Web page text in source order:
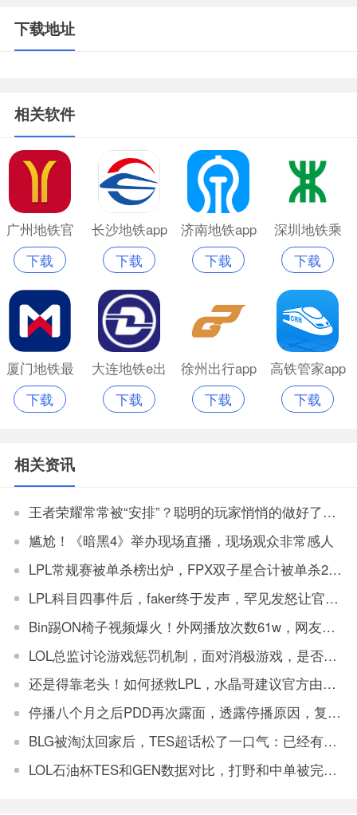
下载地址
相关软件
广州地铁官
方app乘车码
下载
长沙地铁app
官网版
下载
济南地铁app
官网版
下载
深圳地铁乘
车码app
下载
厦门地铁最
新版
下载
大连地铁e出
行app官方版
下载
徐州出行app
免费乘车版
下载
高铁管家app
官网版
下载
相关资讯
王者荣耀常常被“安排”？聪明的玩家悄悄的做好了这三点
尴尬！《暗黑4》举办现场直播，现场观众非常感人
LPL常规赛被单杀榜出炉，FPX双子星合计被单杀20次，网友：打野银河的含金量还在上升
LPL科目四事件后，faker终于发声，罕见发怒让官方解决
Bin踢ON椅子视频爆火！外网播放次数61w，网友：坏事传千里
LOL总监讨论游戏惩罚机制，面对消极游戏，是否要永久封机器？
还是得靠老头！如何拯救LPL，水晶哥建议官方由观众投票让老头复出打比赛
停播八个月之后PDD再次露面，透露停播原因，复播将不会在斗鱼
BLG被淘汰回家后，TES超话松了一口气：已经有垫底得了
LOL石油杯TES和GEN数据对比，打野和中单被完爆，上单和辅助有优势